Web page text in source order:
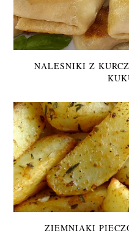
NALEŚNIKI Z
ZIEMNIAKI